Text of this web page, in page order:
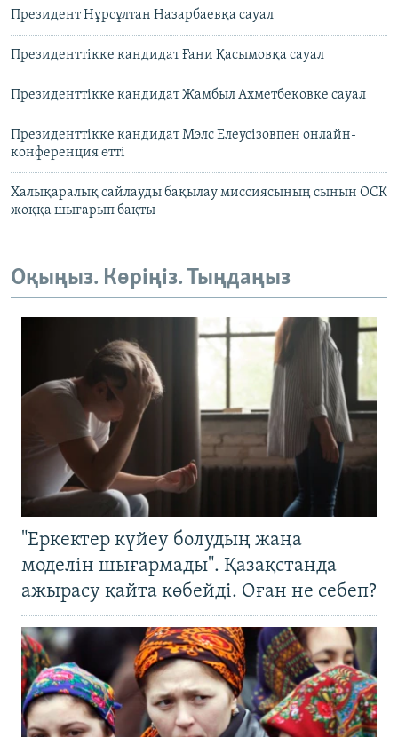
Президент Нұрсұлтан Назарбаевқа сауал
Президенттікке кандидат Ғани Қасымовқа сауал
Президенттікке кандидат Жамбыл Ахметбековке сауал
Президенттікке кандидат Мэлс Елеусізовпен онлайн-
конференция өтті
Халықаралық сайлауды бақылау миссиясының сынын ОСК
жоққа шығарып бақты
Оқыңыз. Көріңіз. Тыңдаңыз
"Еркектер күйеу болудың жаңа
моделін шығармады". Қазақстанда
ажырасу қайта көбейді. Оған не себеп?